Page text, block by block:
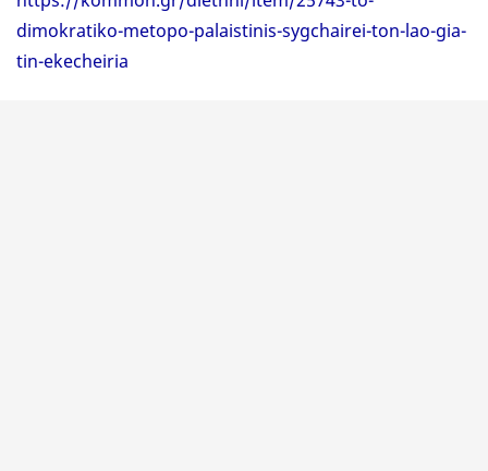
dimokratiko-metopo-palaistinis-sygchairei-ton-lao-gia-
tin-ekecheiria